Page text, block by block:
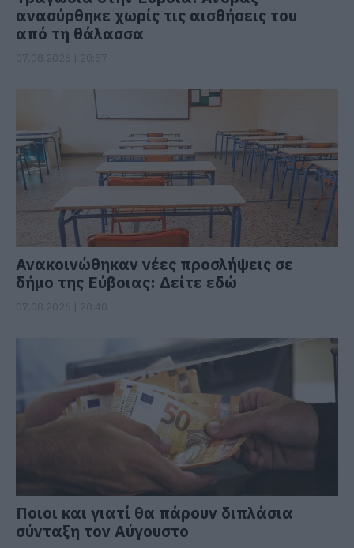
ανασύρθηκε χωρίς τις αισθήσεις του
από τη θάλασσα
Ανακοινώθηκαν νέες προσλήψεις σε
δήμο της Εύβοιας: Δείτε εδώ
Ποιοι και γιατί θα πάρουν διπλάσια
σύνταξη τον Αύγουστο